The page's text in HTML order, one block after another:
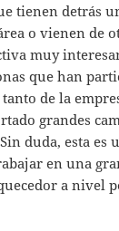
tienen detrás
o vienen de
muy
que han
de la
grandes
duda, esta es
en una
a nivel